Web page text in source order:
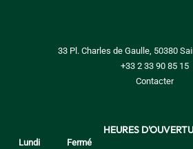
33 Pl. Charles de Gaulle, 50380
+33 2 33 90 85 15
Contacter
HEURES
Lundi
Fermé